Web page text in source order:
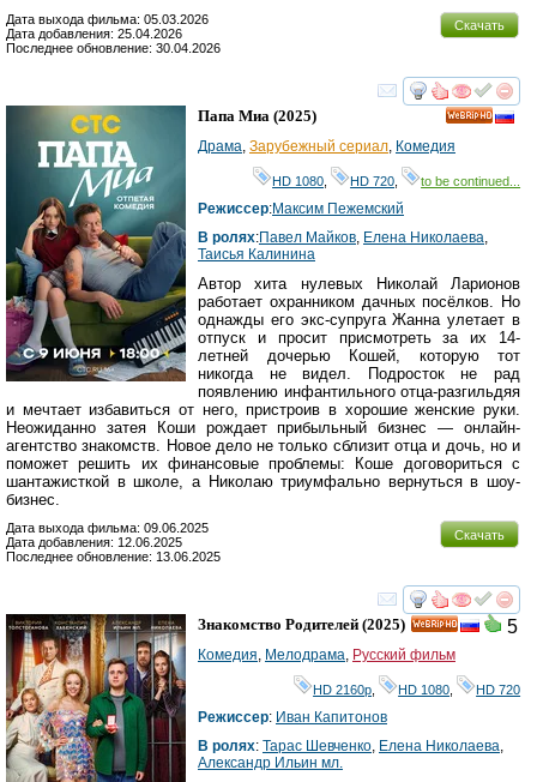
Скачать
Дата выхода фильма: 05.03.2026
Дата добавления: 25.04.2026
Последнее обновление: 30.04.2026
смотреть
Папа Миа (2025)
Драма Зарубежный сериал Комедия
HD 1080 HD 720 to be continued...
Режиссер:Максим Пежемский
В ролях:Павел Майков Елена Николаева
Таисья Калинина
Автор хита нулевых Николай Ларионов
работает охранником дачных посёлков. Но
однажды его экс-супруга Жанна улетает в
отпуск и просит присмотреть за их 14-
летней дочерью Кошей, которую тот
никогда не видел. Подросток не рад
появлению инфантильного отца-разгильдяя
и мечтает избавиться от него, пристроив в хорошие женские руки.
Неожиданно затея Коши рождает прибыльный бизнес — онлайн-
агентство знакомств. Новое дело не только сблизит отца и дочь, но и
поможет решить их финансовые проблемы: Коше договориться с
шантажисткой в школе, а Николаю триумфально вернуться в шоу-
бизнес.
Скачать
Дата выхода фильма: 09.06.2025
Дата добавления: 12.06.2025
Последнее обновление: 13.06.2025
смотреть
5
Знакомство Родителей (2025)
Комедия, Мелодрама, Русский фильм
HD 2160р HD 1080 HD 720
Режиссер: Иван Капитонов
В ролях: Тарас Шевченко, Елена Николаева,
Александр Ильин мл.